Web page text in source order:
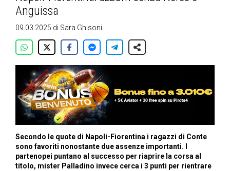
Anguissa
09.03.2025 di Sara Ghisoni
Secondo le quote di Napoli-Fiorentina i ragazzi di Conte
sono favoriti nonostante due assenze importanti. I
partenopei puntano al successo per riaprire la corsa al
titolo, mister Palladino invece cerca i 3 punti per rientrare